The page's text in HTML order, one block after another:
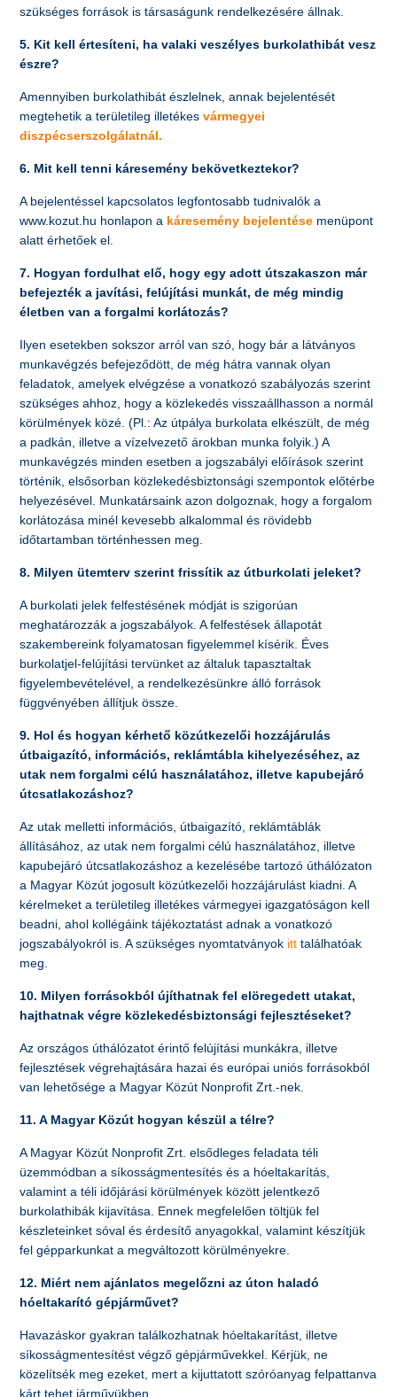
szükséges források is társaságunk rendelkezésére állnak.
5. Kit kell értesíteni, ha valaki veszélyes burkolathibát vesz
észre?
Amennyiben burkolathibát észlelnek, annak bejelentését
megtehetik a területileg illetékes vármegyei
diszpécserszolgálatnál.
6. Mit kell tenni káresemény bekövetkeztekor?
A bejelentéssel kapcsolatos legfontosabb tudnivalók a
www.kozut.hu honlapon a káresemény bejelentése menüpont
alatt érhetőek el.
7. Hogyan fordulhat elő, hogy egy adott útszakaszon már
befejezték a javítási, felújítási munkát, de még mindig
életben van a forgalmi korlátozás?
Ilyen esetekben sokszor arról van szó, hogy bár a látványos
munkavégzés befejeződött, de még hátra vannak olyan
feladatok, amelyek elvégzése a vonatkozó szabályozás szerint
szükséges ahhoz, hogy a közlekedés visszaállhasson a normál
körülmények közé. (Pl.: Az útpálya burkolata elkészült, de még
a padkán, illetve a vízelvezető árokban munka folyik.) A
munkavégzés minden esetben a jogszabályi előírások szerint
történik, elsősorban közlekedésbiztonsági szempontok előtérbe
helyezésével. Munkatársaink azon dolgoznak, hogy a forgalom
korlátozása minél kevesebb alkalommal és rövidebb
időtartamban történhessen meg.
8. Milyen ütemterv szerint frissítik az útburkolati jeleket?
A burkolati jelek felfestésének módját is szigorúan
meghatározzák a jogszabályok. A felfestések állapotát
szakembereink folyamatosan figyelemmel kísérik. Éves
burkolatjel-felújítási tervünket az általuk tapasztaltak
figyelembevételével, a rendelkezésünkre álló források
függvényében állítjuk össze.
9. Hol és hogyan kérhető közútkezelői hozzájárulás
útbaigazító, információs, reklámtábla kihelyezéséhez, az
utak nem forgalmi célú használatához, illetve kapubejáró
útcsatlakozáshoz?
Az utak melletti információs, útbaigazító, reklámtáblák
állításához, az utak nem forgalmi célú használatához, illetve
kapubejáró útcsatlakozáshoz a kezelésébe tartozó úthálózaton
a Magyar Közút jogosult közútkezelői hozzájárulást kiadni. A
kérelmeket a területileg illetékes vármegyei igazgatóságon kell
beadni, ahol kollégáink tájékoztatást adnak a vonatkozó
jogszabályokról is. A szükséges nyomtatványok itttalálhatóak
meg.
10. Milyen forrásokból újíthatnak fel elöregedett utakat,
hajthatnak végre közlekedésbiztonsági fejlesztéseket?
Az országos úthálózatot érintő felújítási munkákra, illetve
fejlesztések végrehajtására hazai és európai uniós forrásokból
van lehetősége a Magyar Közút Nonprofit Zrt.-nek.
11. A Magyar Közút hogyan készül a télre?
A Magyar Közút Nonprofit Zrt. elsődleges feladata téli
üzemmódban a síkosságmentesítés és a hóeltakarítás,
valamint a téli időjárási körülmények között jelentkező
burkolathibák kijavítása. Ennek megfelelően töltjük fel
készleteinket sóval és érdesítő anyagokkal, valamint készítjük
fel gépparkunkat a megváltozott körülményekre.
12. Miért nem ajánlatos megelőzni az úton haladó
hóeltakarító gépjárművet?
Havazáskor gyakran találkozhatnak hóeltakarítást, illetve
síkosságmentesítést végző gépjárművekkel. Kérjük, ne
közelítsék meg ezeket, mert a kijuttatott szóróanyag felpattanva
kárt tehet járművükben.